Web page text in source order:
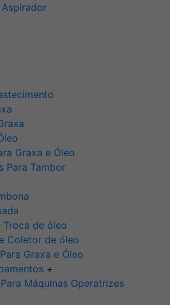
Graxa e Óleo
Para Tambor
Troca de óleo
Coletor de óleo
Graxa e Óleo
+
Máquinas Operatrizes